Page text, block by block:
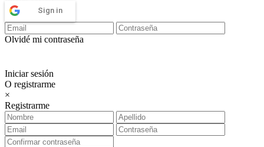
Sign in
Olvidé mi contraseña
Iniciar sesión
O registrarme
×
Registrarme